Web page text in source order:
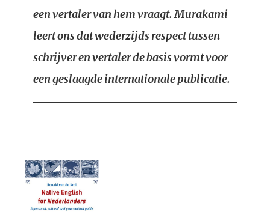
een vertaler van hem vraagt. Murakami
leert ons dat wederzijds respect tussen
schrijver en vertaler de basis vormt voor
een geslaagde internationale publicatie.